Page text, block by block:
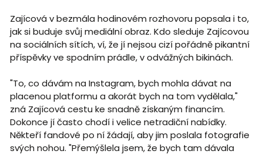
Zajícová v bezmála hodinovém rozhovoru popsala i to,
jak si buduje svůj mediální obraz. Kdo sleduje Zajícovou
na sociálních sítích, ví, že jí nejsou cizí pořádně pikantní
příspěvky ve spodním prádle, v odvážných bikinách.
"To, co dávám na Instagram, bych mohla dávat na
placenou platformu a akorát bych na tom vydělala,"
zná Zajícová cestu ke snadně získaným financím.
Dokonce jí často chodí i velice netradiční nabídky.
Někteří fandové po ní žádají, aby jim poslala fotografie
svých nohou. "Přemýšlela jsem, že bych tam dávala